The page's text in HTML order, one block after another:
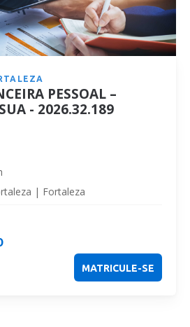
PESSOAL –
- 2026.32.189
| Fortaleza
MATRICULE-SE